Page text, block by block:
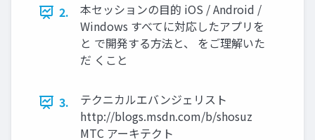
2.
本セッションの目的 iOS / Android /
Windows すべてに対応したアプリを
と で開発する方法と、 をご理解いた
だ くこと
3.
テクニカルエバンジェリスト
http://blogs.msdn.com/b/shosuz
MTC アーキテクト